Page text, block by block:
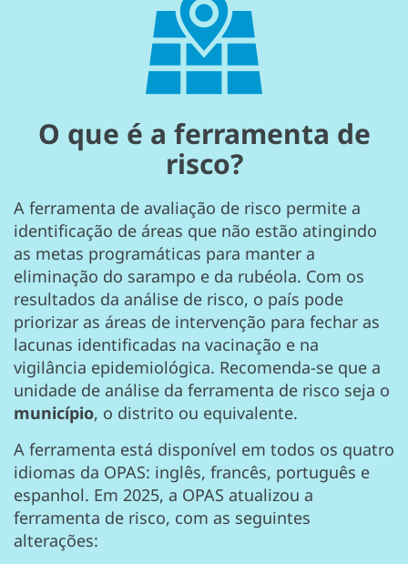
O que é a ferramenta de
risco?
A ferramenta de avaliação de risco permite a
identificação de áreas que não estão atingindo
as metas programáticas para manter a
eliminação do sarampo e da rubéola. Com os
resultados da análise de risco, o país pode
priorizar as áreas de intervenção para fechar as
lacunas identificadas na vacinação e na
vigilância epidemiológica. Recomenda-se que a
unidade de análise da ferramenta de risco seja o
município, o distrito ou equivalente.
A ferramenta está disponível em todos os quatro
idiomas da OPAS: inglês, francês, português e
espanhol. Em 2025, a OPAS atualizou a
ferramenta de risco, com as seguintes
alterações: